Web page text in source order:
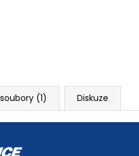
(1) Diskuze